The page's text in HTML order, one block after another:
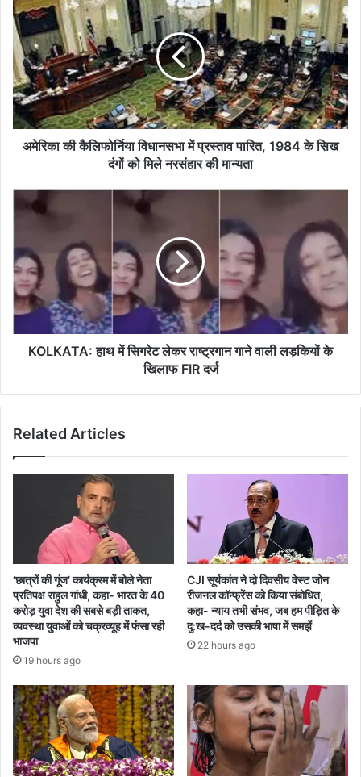
की
कैलिफोर्निया
विधानसभा
में
प्रस्ताव
पारित,
1984
के
सिख
मिले
नरसंहार
मान्यता
अमेरिका की कैलिफोर्निया विधानसभा में प्रस्ताव पारित, 1984 के सिख
दंगों को मिले नरसंहार की मान्यता
हाथ
सिगरेट
लेकर
राष्ट्रगान
गाने
वाली
लड़कियों
दर्ज
KOLKATA: हाथ में सिगरेट लेकर राष्ट्रगान गाने वाली लड़कियों के
खिलाफ FIR दर्ज
Related Articles
‘छात्रों की गूंज’ कार्यक्रम में बोले नेता
प्रतिपक्ष राहुल गांधी, कहा- भारत के 40
करोड़ युवा देश की सबसे बड़ी ताकत,
व्यवस्था युवाओं को चक्रव्यूह में फंसा रही
भाजपा
19 hours ago
CJI सूर्यकांत ने दो दिवसीय वेस्ट जोन
रीजनल कॉन्फ्रेंस को किया संबोधित,
कहा- न्याय तभी संभव, जब हम पीड़ित के
दु:ख-दर्द को उसकी भाषा में समझें
22 hours ago